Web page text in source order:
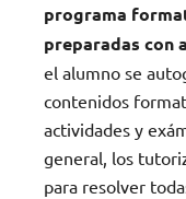
programa
preparadas con
el alumno se
contenidos
actividades y
general, los
para resolver